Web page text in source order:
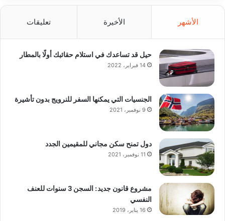
الأشهر الأخيرة تعليقات
حيل قد تساعدك في استلام حقائبك أولًا بالمطار
14 فبراير، 2022
الجنسيات التي يمكنها السفر للنرويج بدون تأشيرة
9 نوفمبر، 2021
دول تمنح سكن مجاني للمقيمين الجدد
11 نوفمبر، 2021
مشروع قانون جديد: السجن 3 سنوات للعنف
النفسي
16 يناير، 2019